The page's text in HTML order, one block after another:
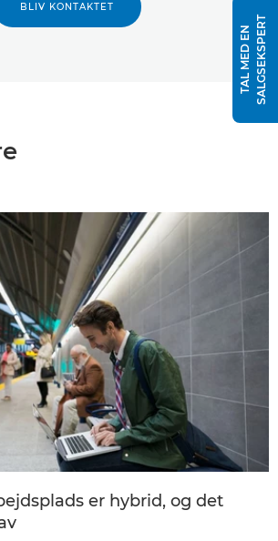
BLIV KONTAKTET
er hybrid, og det
T
A
L
M
E
D
E
N
S
A
L
G
S
E
K
S
P
E
RT